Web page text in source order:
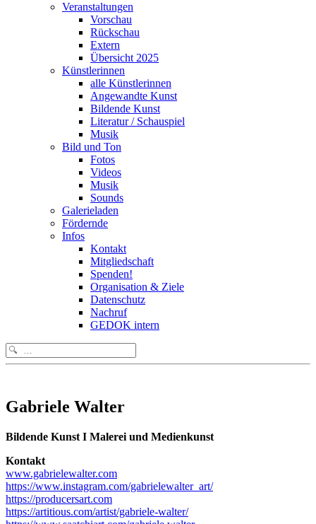
Veranstaltungen
Vorschau
Rückschau
Extern
Übersicht 2025
Künstlerinnen
alle Künstlerinnen
Angewandte Kunst
Bildende Kunst
Literatur / Schauspiel
Musik
Bild und Ton
Fotos
Videos
Musik
Sounds
Galerieladen
Fördernde
Infos
Kontakt
Mitgliedschaft
Spenden!
Organisation & Ziele
Datenschutz
Nachruf
GEDOK intern
Search
for:
Gabriele Walter
Bildende Kunst I Malerei und Medienkunst
Kontakt
www.gabrielewalter.com
https://www.instagram.com/gabrielewalter_art/
https://producersart.com
https://artitious.com/artist/gabriele-walter/